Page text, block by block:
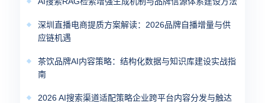
深圳直播电商提质方案解读：2026品牌自播增量与供
应链机遇
茶饮品牌AI内容策略：结构化数据与知识库建设实战指
南
2026 AI搜索渠道适配策略企业跨平台内容分发与触达